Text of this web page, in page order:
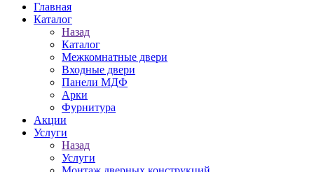
Главная
Каталог
Назад
Каталог
Межкомнатные двери
Входные двери
Панели МДФ
Арки
Фурнитура
Акции
Услуги
Назад
Услуги